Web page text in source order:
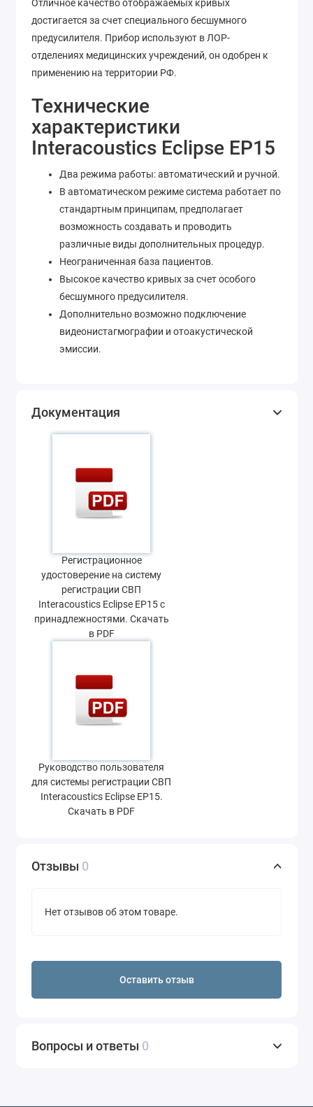
Отличное качество отображаемых кривых
достигается за счет специального бесшумного
предусилителя. Прибор используют в ЛОР-
отделениях медицинских учреждений, он одобрен к
применению на территории РФ.
Технические
характеристики
Interacoustics Eclipse EP15
Два режима работы: автоматический и ручной.
В автоматическом режиме система работает по
стандартным принципам, предполагает
возможность создавать и проводить
различные виды дополнительных процедур.
Неограниченная база пациентов.
Высокое качество кривых за счет особого
бесшумного предусилителя.
Дополнительно возможно подключение
видеонистагмографии и отоакустической
эмиссии.
Документация
Регистрационное
удостоверение на систему
регистрации СВП
Interacoustics Eclipse EP15 с
принадлежностями. Скачать
в PDF
Руководство пользователя
для системы регистрации СВП
Interacoustics Eclipse EP15.
Скачать в PDF
Отзывы 0
Нет отзывов об этом товаре.
Оставить отзыв
Вопросы и ответы 0